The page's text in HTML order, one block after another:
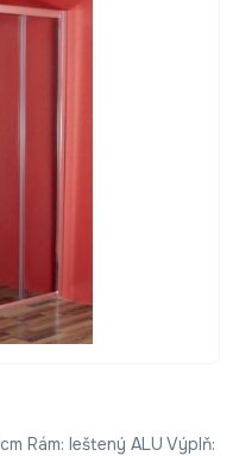
Rám: leštený ALU Výplň: